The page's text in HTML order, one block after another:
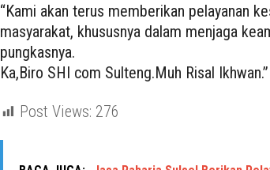
“Kami akan terus memberikan pelayanan
masyarakat, khususnya dalam menjaga
pungkasnya.
Ka,Biro SHI com Sulteng.Muh Risal Ikhwan.”
Post Views: 276